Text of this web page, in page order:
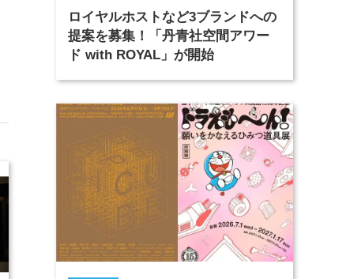
ロイヤルホストなど3ブランドへの
提案を募集！「丹青社空間アワー
ド with ROYAL」が開始